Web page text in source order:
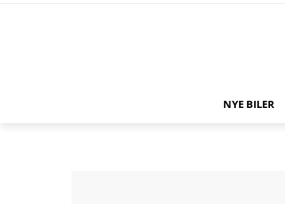
NYE BILER